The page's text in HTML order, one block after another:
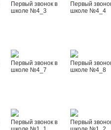
Первый звонок в
школе №4_3
Первый
школе №4_4
Первый звонок в
школе №4_7
Первый
школе №4_8
Первый звонок в
Первый